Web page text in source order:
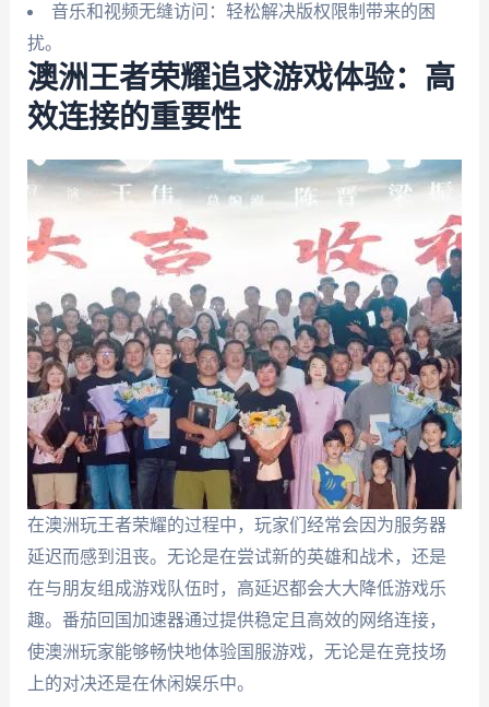
音乐和视频无缝访问：轻松解决版权限制带来的困
扰。
澳洲王者荣耀追求游戏体验：高
效连接的重要性
在澳洲玩王者荣耀的过程中，玩家们经常会因为服务器
延迟而感到沮丧。无论是在尝试新的英雄和战术，还是
在与朋友组成游戏队伍时，高延迟都会大大降低游戏乐
趣。番茄回国加速器通过提供稳定且高效的网络连接，
使澳洲玩家能够畅快地体验国服游戏，无论是在竞技场
上的对决还是在休闲娱乐中。